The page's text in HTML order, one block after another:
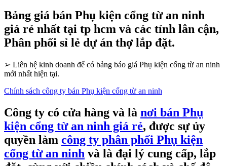
Bảng giá bán Phụ kiện cổng từ an ninh
giá rẻ nhất tại tp hcm và các tỉnh lân cận,
Phân phối sỉ lẻ dự án thợ lắp đặt.
➢ Liên hệ kinh doanh để có bảng báo giá Phụ kiện cổng từ an ninh
mới nhất hiện tại.
Chính sách công ty bán Phụ kiện cổng từ an ninh
Công ty có cửa hàng và là nơi bán Phụ
kiện cổng từ an ninh giá rẻ, được sự ủy
quyền làm công ty phân phối Phụ kiện
cổng từ an ninh và là đại lý cung cấp, lắp